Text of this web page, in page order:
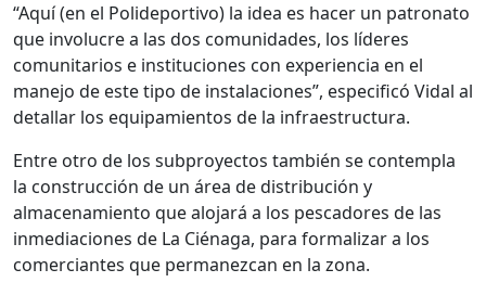
“Aquí (en el Polideportivo) la idea es hacer un patronato
que involucre a las dos comunidades, los líderes
comunitarios e instituciones con experiencia en el
manejo de este tipo de instalaciones”, especificó Vidal al
detallar los equipamientos de la infraestructura.
Entre otro de los subproyectos también se contempla
la construcción de un área de distribución y
almacenamiento que alojará a los pescadores de las
inmediaciones de La Ciénaga, para formalizar a los
comerciantes que permanezcan en la zona.